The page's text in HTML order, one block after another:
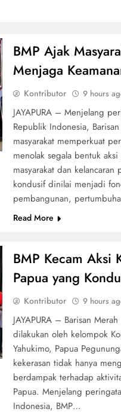
BMP Ajak
Menjaga
Kontributor 9 hours
JAYAPURA – Menjelang
Republik Indonesia,
masyarakat memperkuat
menolak segala bentuk
masyarakat dan
kondusif dinilai menjadi
pembangunan,
Read More
BMP Kecam Aksi
Papua yang
Kontributor 9 hours
JAYAPURA – Barisan
dilakukan oleh kelompok
Yahukimo, Papua
kekerasan tidak hanya
berdampak terhadap
Papua. Menjelang
Indonesia, BMP…